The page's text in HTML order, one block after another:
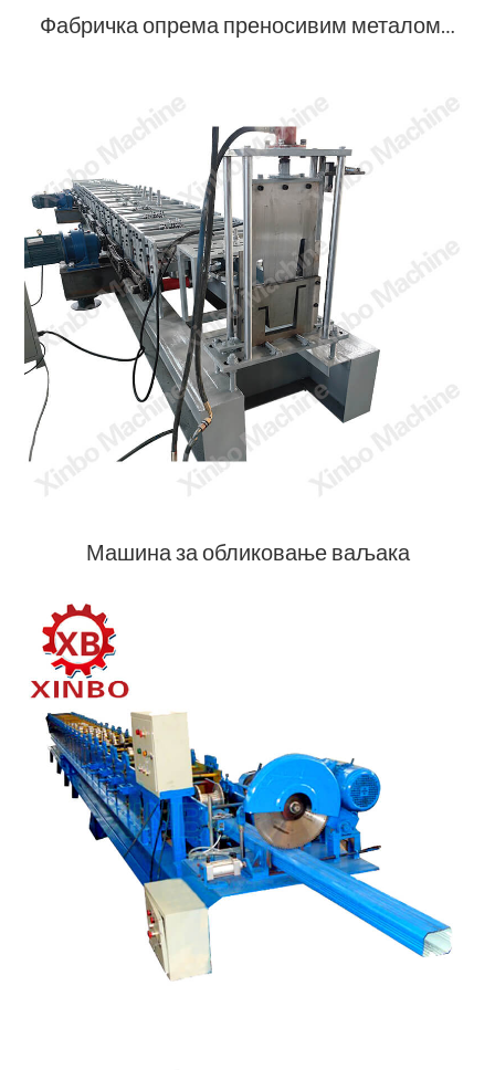
Фабричка опрема преносивим металом за обликовање дугуљастог дугуљастог лакта
Машина за обликовање ваљака